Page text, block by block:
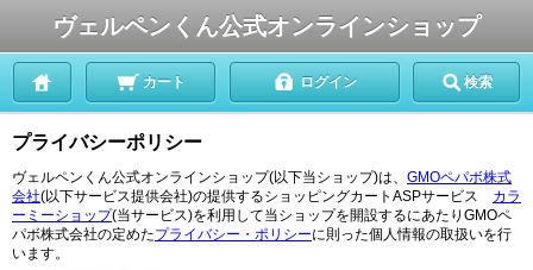
ヴェルペンくん公式オンラインショップ
カート ログイン 検索
プライバシーポリシー
ヴェルペンくん公式オンラインショップ(以下当ショップ)は、 GMOペパボ株式
会社(以下サービス提供会社)の提供するショッピングカートASPサービス カラ
ーミーショップ(当サービス)を利用して当ショップを開設するにあたりGMOペ
パボ株式会社の定めたプライバシー・ポリシーに則った個人情報の取扱いを行
います。